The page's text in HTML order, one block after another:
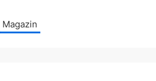
Magazin